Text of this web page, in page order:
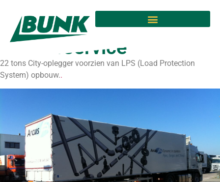
Geleverd aan Snelweg
Transport &
Koerierservice
22 tons City-oplegger voorzien van LPS (Load Protection
System) opbouw..